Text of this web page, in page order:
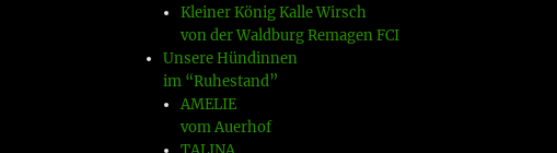
Kleiner König Kalle Wirsch
von der Waldburg Remagen FCI
Unsere Hündinnen
im “Ruhestand”
AMELIE
vom Auerhof